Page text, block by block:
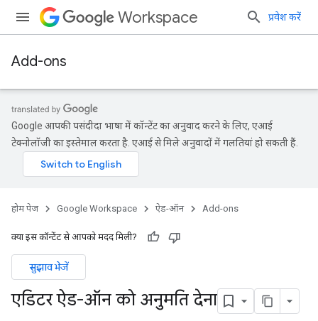
Workspace प्रवेश करें
Add-ons
Google आपकी पसंदीदा भाषा में कॉन्टेंट का अनुवाद करने के लिए, एआई
टेक्नोलॉजी का इस्तेमाल करता है. एआई से मिले अनुवादों में गलतियां हो सकती हैं.
होम पेज Google Workspace ऐड-ऑन Add-ons
क्या इस कॉन्टेंट से आपको मदद मिली?
सुझाव भेजें
एडिटर ऐड-ऑन को अनुमति देना